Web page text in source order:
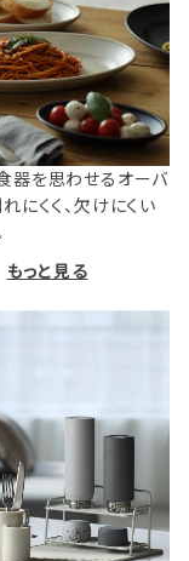
器を思わせるオーバ
にくく、欠けにくい
もっと見る